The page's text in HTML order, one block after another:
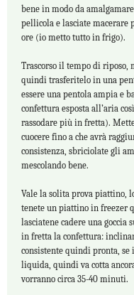
bene in modo da
pellicola e lasciate macerare
ore (io metto tutto in frigo).
Trascorso il tempo di riposo,
quindi trasferitelo in una
essere una pentola ampia e
confettura esposta all’aria
rassodare più in fretta).
cuocere fino a che avrà
consistenza, sbriciolate gli
mescolando bene.
Vale la solita prova piattino,
tenete un piattino in freezer
lasciatene cadere una
in fretta la confettura:
consistente quindi pronta, se
liquida, quindi va cotta
vorranno circa 35-40 minuti.